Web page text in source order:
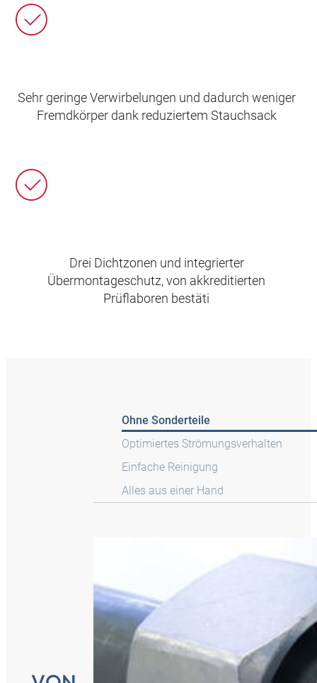
Sehr geringe Verwirbelungen und dadurch weniger
Fremdkörper dank reduziertem Stauchsack
Drei Dichtzonen und integrierter
Übermontageschutz, von akkreditierten
Prüflaboren bestäti
Ohne Sonderteile
Optimiertes Strömungsverhalten
Einfache Reinigung
Alles aus einer Hand